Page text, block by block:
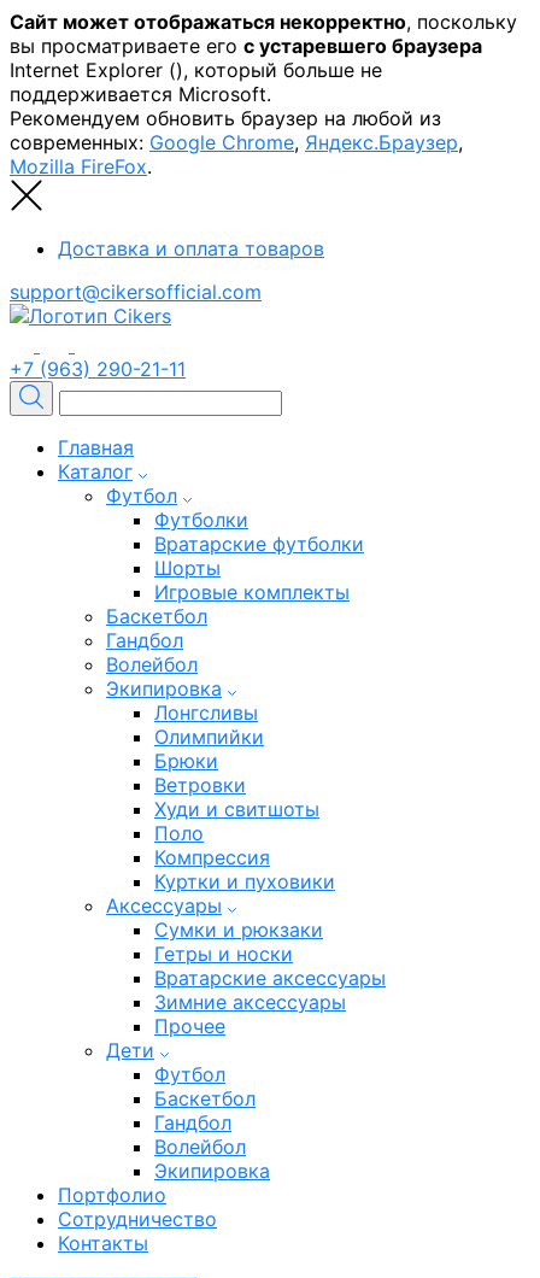
Сайт может отображаться некорректно, поскольку
вы просматриваете его с устаревшего браузера
Internet Explorer (), который больше не
поддерживается Microsoft.
Рекомендуем обновить браузер на любой из
современных: Google Chrome, Яндекс.Браузер,
Mozilla FireFox.
Доставка и оплата товаров
support@cikersofficial.com
+7 (963) 290-21-11
Главная
Каталог
Футбол
Футболки
Вратарские футболки
Шорты
Игровые комплекты
Баскетбол
Гандбол
Волейбол
Экипировка
Лонгсливы
Олимпийки
Брюки
Ветровки
Худи и свитшоты
Поло
Компрессия
Куртки и пуховики
Аксессуары
Сумки и рюкзаки
Гетры и носки
Вратарские аксессуары
Зимние аксессуары
Прочее
Дети
Футбол
Баскетбол
Гандбол
Волейбол
Экипировка
Портфолио
Сотрудничество
Контакты